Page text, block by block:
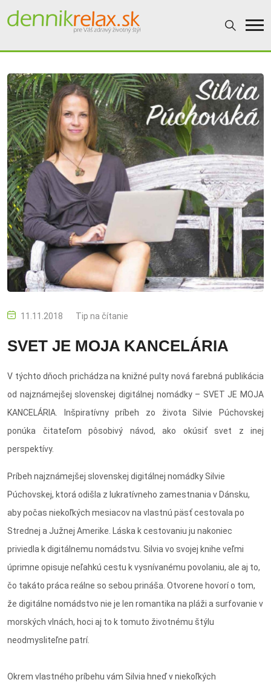
11.11.2018 Tip na čítanie
SVET JE MOJA KANCELÁRIA
V týchto dňoch prichádza na knižné pulty nová farebná publikácia
od najznámejšej slovenskej digitálnej nomádky – SVET JE MOJA
KANCELÁRIA. Inšpiratívny príbeh zo života Silvie Púchovskej
ponúka čitateľom pôsobivý návod, ako okúsiť svet z inej
perspektívy.
Príbeh najznámejšej slovenskej digitálnej nomádky Silvie
Púchovskej, ktorá odišla z lukratívneho zamestnania v Dánsku,
aby počas niekoľkých mesiacov na vlastnú päsť cestovala po
Strednej a Južnej Amerike. Láska k cestovaniu ju nakoniec
priviedla k digitálnemu nomádstvu. Silvia vo svojej knihe veľmi
úprimne opisuje neľahkú cestu k vysnívanému povolaniu, ale aj to,
čo takáto práca reálne so sebou prináša. Otvorene hovorí o tom,
že digitálne nomádstvo nie je len romantika na pláži a surfovanie v
morských vlnách, hoci aj to k tomuto životnému štýlu
neodmysliteľne patrí.
Okrem vlastného príbehu vám Silvia hneď v niekoľkých